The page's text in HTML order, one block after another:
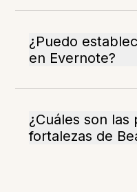
¿Puedo
en Evernote?
¿Cuáles son las
fortalezas de